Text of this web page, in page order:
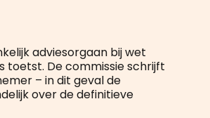
adviesorgaan bij wet
De commissie schrijft
– in dit geval de
over de definitieve